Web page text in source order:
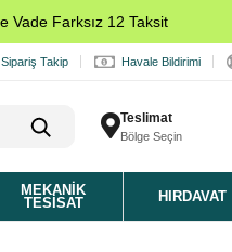
Vade Farksız 12 Taksit
Sipariş Takip Havale Bildirimi
Teslimat
Bölge Seçin
MEKANIK
TESISAT
HIRDAVAT